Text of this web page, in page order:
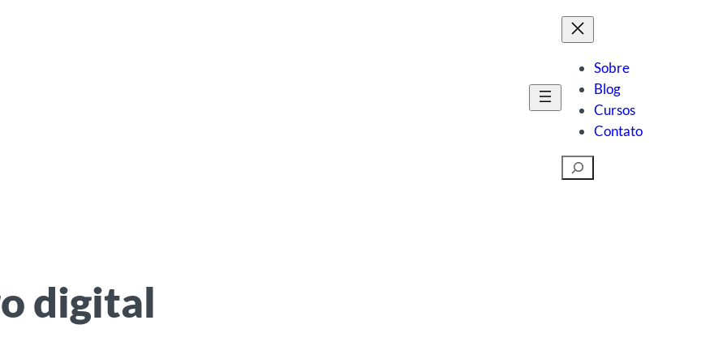
Sobre
Blog
Cursos
Contato
Pesquisar
digital